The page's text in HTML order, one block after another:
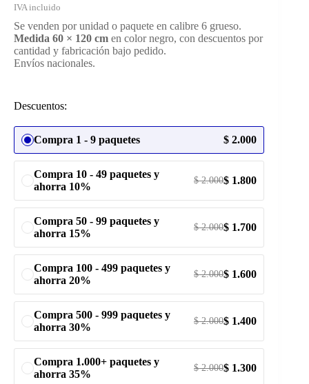
Se venden por unidad o paquete en calibre 6 grueso.
Medida 60 × 120 cm en color negro, con descuentos por
cantidad y fabricación bajo pedido.
Envíos nacionales.
Descuentos:
Compra 1 - 9 paquetes $ 2.000
Compra 10 - 49 paquetes y
ahorra 10%
$2.000$ 1.800
Compra 50 - 99 paquetes y
ahorra 15%
$2.000$ 1.700
Compra 100 - 499 paquetes y
ahorra 20%
$2.000$ 1.600
Compra 500 - 999 paquetes y
ahorra 30%
$2.000$ 1.400
Compra 1.000+ paquetes y
ahorra 35%
$2.000$ 1.300